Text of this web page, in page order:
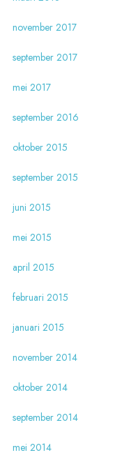
november 2017
september 2017
mei 2017
september 2016
oktober 2015
september 2015
juni 2015
mei 2015
april 2015
februari 2015
januari 2015
november 2014
oktober 2014
september 2014
mei 2014